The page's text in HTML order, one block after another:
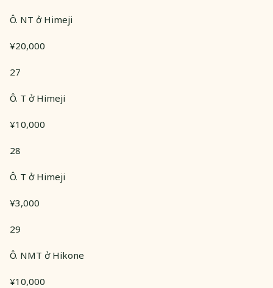
Ô. NT ở Himeji
¥20,000
27
Ô. T ở Himeji
¥10,000
28
Ô. T ở Himeji
¥3,000
29
Ô. NMT ở Hikone
¥10,000